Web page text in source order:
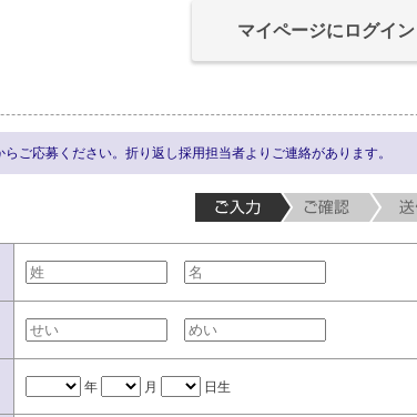
マイページにログイン
ご応募ください。折り返し採用担当者よりご連絡があります。
年 月 日生